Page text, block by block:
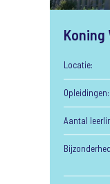
Koning
Locatie:
Opleidingen:
Aantal